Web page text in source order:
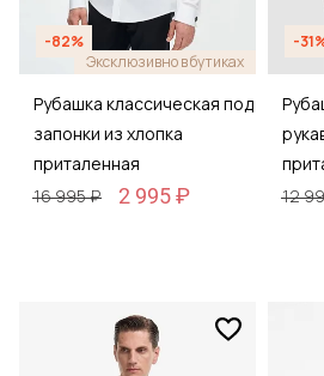
-82%
Эксклюзивно в бутиках
Рубашка классическая под
запонки из хлопка
приталенная
16 995 ₽
2 995 ₽
-
12